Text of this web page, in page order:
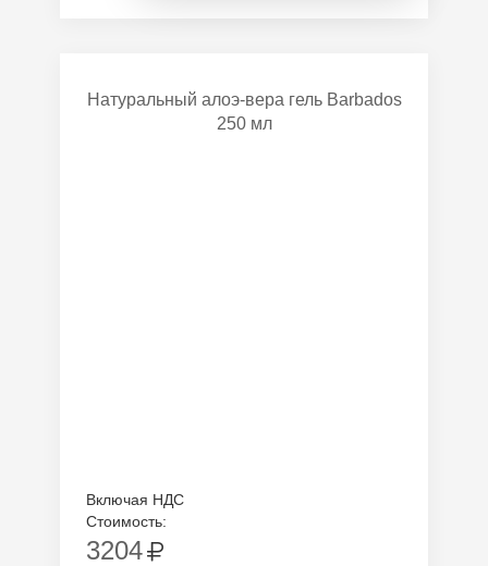
Натуральный алоэ-вера гель Barbados
250 мл
Включая НДС
Стоимость:
3204